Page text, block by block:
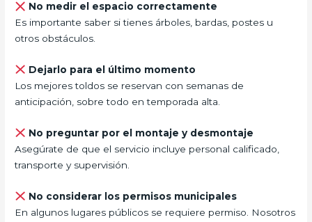
No medir el espacio correctamente
Es importante saber si tienes árboles, bardas, postes u
otros obstáculos.
Dejarlo para el último momento
Los mejores toldos se reservan con semanas de
anticipación, sobre todo en temporada alta.
No preguntar por el montaje y desmontaje
Asegúrate de que el servicio incluye personal calificado,
transporte y supervisión.
No considerar los permisos municipales
En algunos lugares públicos se requiere permiso. Nosotros